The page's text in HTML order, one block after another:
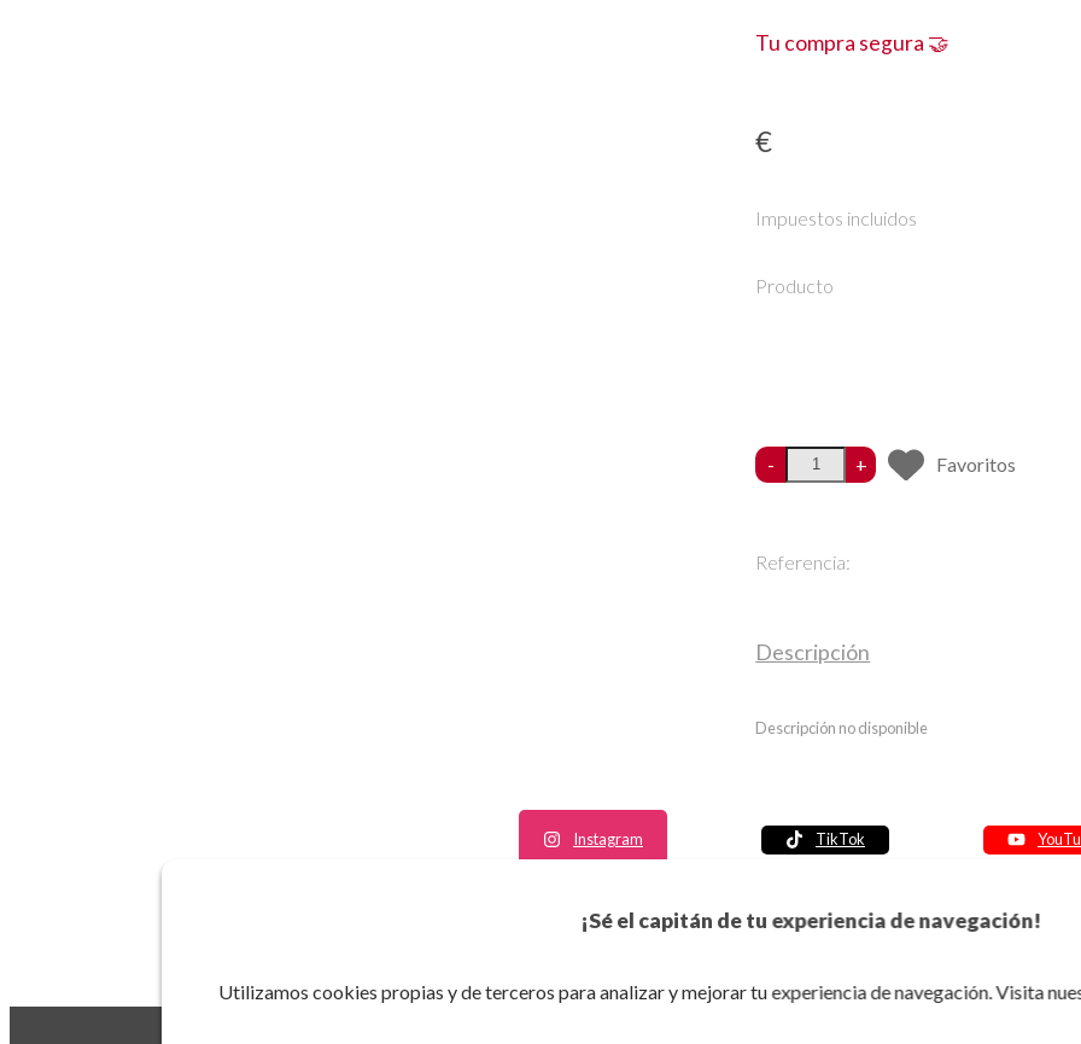
¡Sé el capitán de tu experiencia de navegación!
Utilizamos cookies propias y de terceros para analizar y mejorar tu experiencia de navegación. Visita
Tu compra segura 🤝
€
Impuestos incluidos
Producto
- + Favoritos
Referencia:
Descripción
Descripción no disponible
Instagram TikTok
Política de seguridad